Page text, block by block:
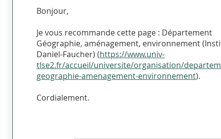
Bonjour,
Je vous recommande cette page : Département
Géographie, aménagement, environnement
Daniel-Faucher) (https://www.univ-
tlse2.fr/accueil/universite/organisation/
geographie-amenagement-environnement).
Cordialement.